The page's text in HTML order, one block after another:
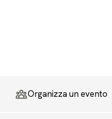
Organizza un evento